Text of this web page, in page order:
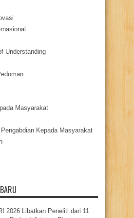
Understanding
Masyarakat
Kepada Masyarakat
2026 Libatkan Peneliti dari 11